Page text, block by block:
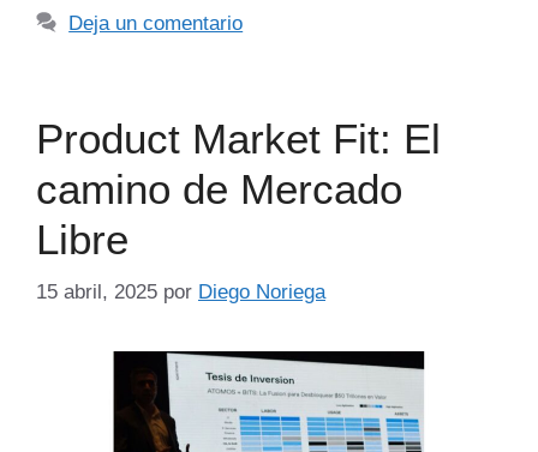
Deja un comentario
Product Market Fit: El
camino de Mercado
Libre
15 abril, 2025 por Diego Noriega